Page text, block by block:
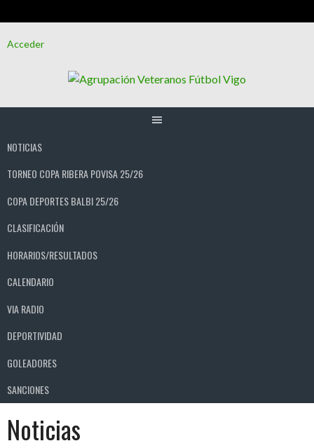
alAcceder
NOTICIAS
TORNEO COPA RIBERA POVISA 25/26
COPA DEPORTES BALBI 25/26
CLASIFICACIÓN
HORARIOS/RESULTADOS
CALENDARIO
VIA RADIO
DEPORTIVIDAD
GOLEADORES
SANCIONES
Noticias